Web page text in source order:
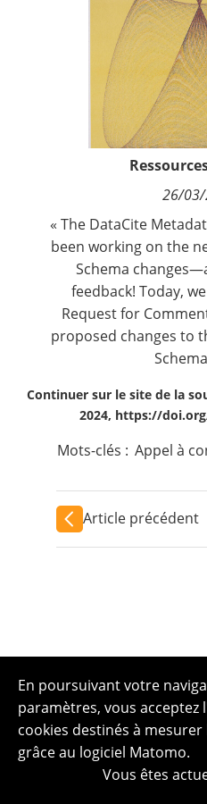
26/
« The DataCite
been working on the
Schema
feedback! Today,
Request for
proposed changes to
Continuer sur le site de la
2024, https://
Mots-clés : Appel à
Article précédent
En poursuivant votre
paramètres, vous
cookies destinés à
grâce au logiciel Matomo.
Vous êtes